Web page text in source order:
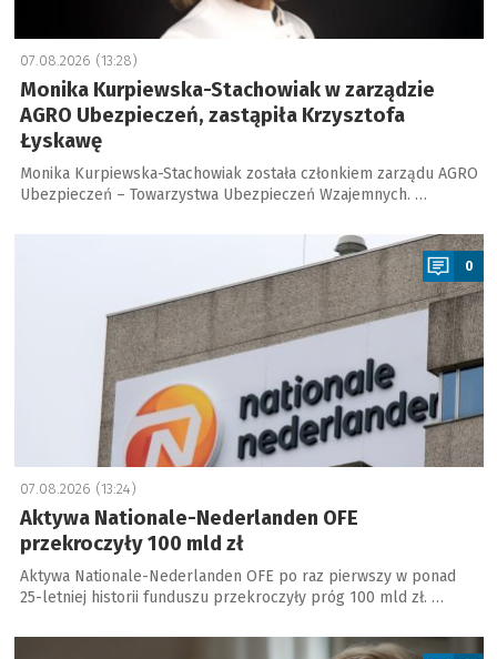
07.08.2026 (13:28)
Monika Kurpiewska-Stachowiak w zarządzie
AGRO Ubezpieczeń, zastąpiła Krzysztofa
Łyskawę
Monika Kurpiewska-Stachowiak została członkiem zarządu AGRO
Ubezpieczeń – Towarzystwa Ubezpieczeń Wzajemnych. …
0
07.08.2026 (13:24)
Aktywa Nationale-Nederlanden OFE
przekroczyły 100 mld zł
Aktywa Nationale-Nederlanden OFE po raz pierwszy w ponad
25-letniej historii funduszu przekroczyły próg 100 mld zł. …
a